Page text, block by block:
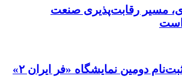
مسیر رقابت‌پذیری صنعت
تمدید مهلت ثبت‌نام دومین نمایشگاه «فر ایران ۲»